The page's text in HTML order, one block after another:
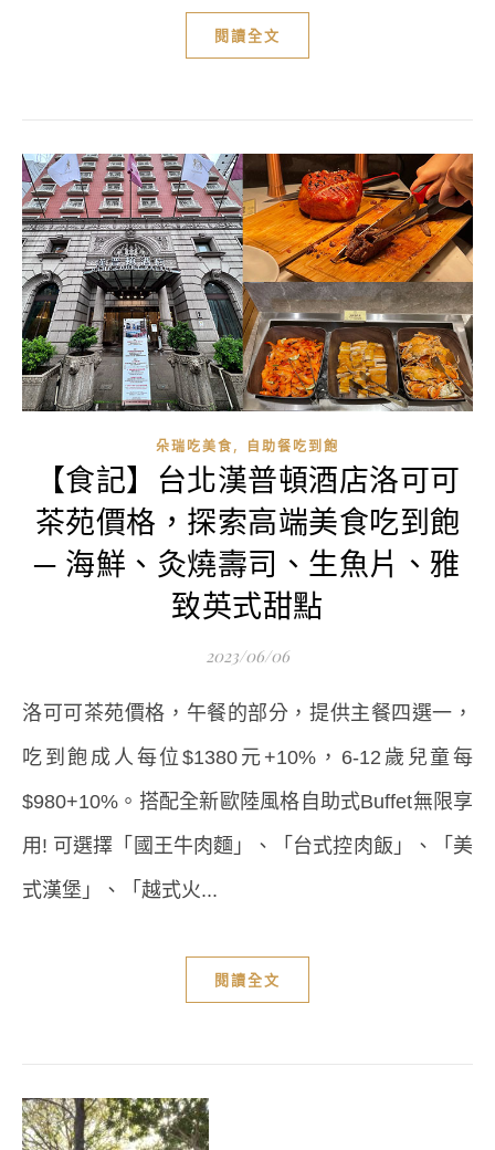
閱讀全文
朵瑞吃美食, 自助餐吃到飽
【食記】台北漢普頓酒店洛可可
茶苑價格，探索高端美食吃到飽
─ 海鮮、灸燒壽司、生魚片、雅
致英式甜點
2023/06/06
洛可可茶苑價格，午餐的部分，提供主餐四選一，
吃到飽成人每位$1380元+10%，6-12歲兒童每
$980+10%。搭配全新歐陸風格自助式Buffet無限享
用! 可選擇「國王牛肉麵」、「台式控肉飯」、「美
式漢堡」、「越式火...
閱讀全文